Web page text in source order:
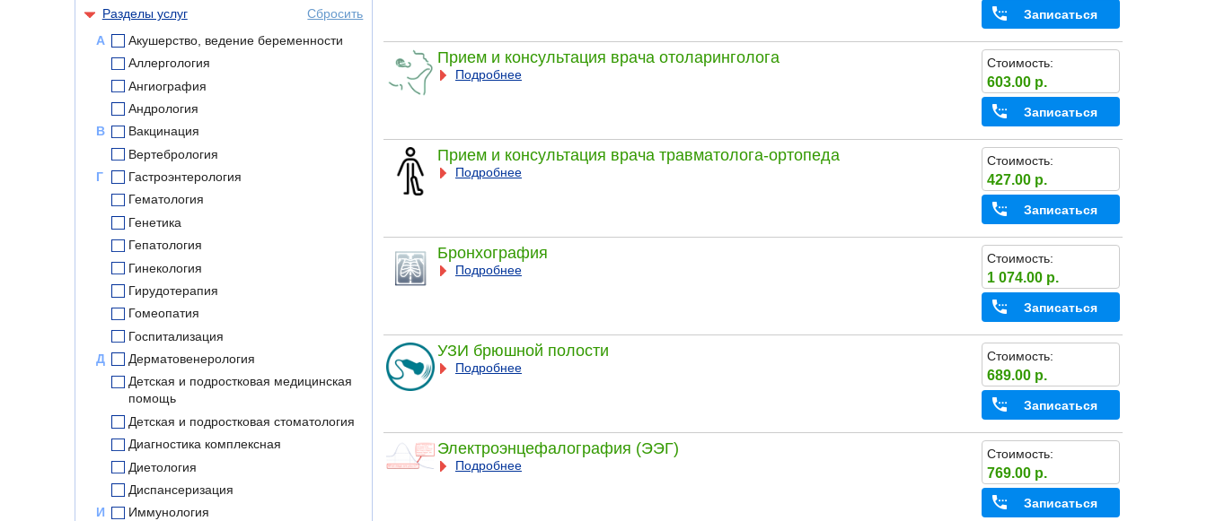
Разделы услуг
Сбросить
А
Акушерство, ведение беременности
Аллергология
Ангиография
Андрология
В
Вакцинация
Вертебрология
Г
Гастроэнтерология
Гематология
Генетика
Гепатология
Гинекология
Гирудотерапия
Гомеопатия
Госпитализация
Д
Дерматовенерология
Детская и подростковая медицинская
помощь
Детская и подростковая стоматология
Диагностика комплексная
Диетология
Диспансеризация
И
Иммунология
Записаться
Прием и консультация врача отоларинголога
Подробнее
Стоимость:
603.00 р.
Записаться
Прием и консультация врача травматолога-ортопеда
Подробнее
Стоимость:
427.00 р.
Записаться
Бронхография
Подробнее
Стоимость:
1 074.00 р.
Записаться
УЗИ брюшной полости
Подробнее
Стоимость:
689.00 р.
Записаться
Электроэнцефалография (ЭЭГ)
Подробнее
Стоимость:
769.00 р.
Записаться